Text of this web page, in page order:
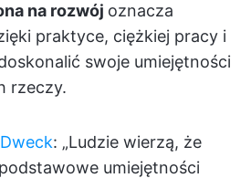
na rozwój oznacza
praktyce, ciężkiej pracy i
swoje umiejętności
rzeczy.
: „Ludzie wierzą, że
umiejętności